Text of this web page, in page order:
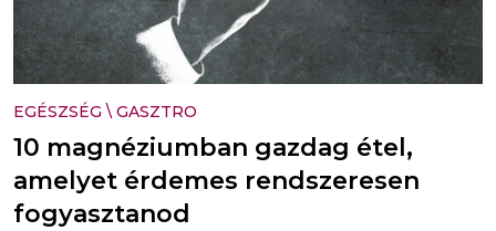
EGÉSZSÉG \ GASZTRO
10 magnéziumban gazdag étel,
amelyet érdemes rendszeresen
fogyasztanod